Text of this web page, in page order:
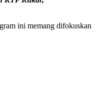
ini memang difokuskan